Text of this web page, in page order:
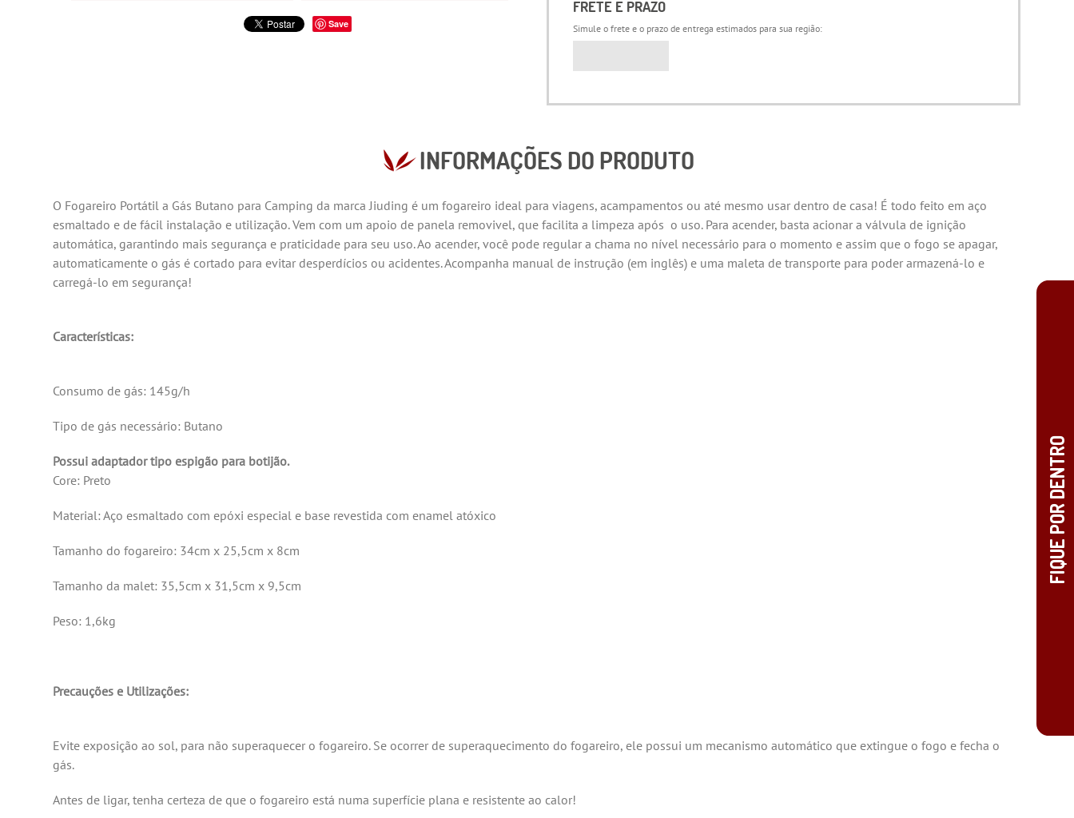
Save
FRETE E PRAZO
Simule o frete e o prazo de entrega estimados para sua região:
INFORMAÇÕES DO PRODUTO
O Fogareiro Portátil a Gás Butano para Camping da marca Jiuding é um fogareiro ideal para viagens, acampamentos ou até mesmo usar dentro de casa! É todo feito em aço
esmaltado e de fácil instalação e utilização. Vem com um apoio de panela removivel, que facilita a limpeza após o uso. Para acender, basta acionar a válvula de ignição
automática, garantindo mais segurança e praticidade para seu uso. Ao acender, você pode regular a chama no nível necessário para o momento e assim que o fogo se apagar,
automaticamente o gás é cortado para evitar desperdícios ou acidentes. Acompanha manual de instrução (em inglês) e uma maleta de transporte para poder armazená-lo e
carregá-lo em segurança!
Características:
Consumo de gás: 145g/h
Tipo de gás necessário: Butano
Possui adaptador tipo espigão para botijão.
Core: Preto
Material: Aço esmaltado com epóxi especial e base revestida com enamel atóxico
Tamanho do fogareiro: 34cm x 25,5cm x 8cm
Tamanho da malet: 35,5cm x 31,5cm x 9,5cm
Peso: 1,6kg
Precauções e Utilizações:
Evite exposição ao sol, para não superaquecer o fogareiro. Se ocorrer de superaquecimento do fogareiro, ele possui um mecanismo automático que extingue o fogo e fecha o
gás.
Antes de ligar, tenha certeza de que o fogareiro está numa superfície plana e resistente ao calor!